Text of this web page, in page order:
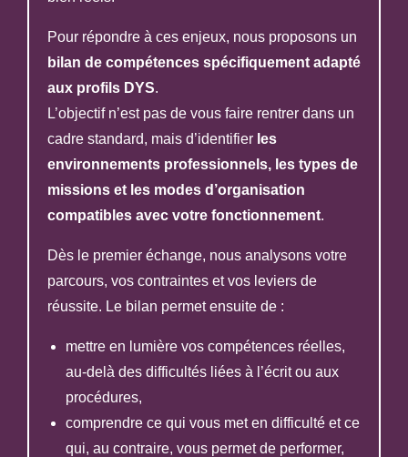
Pour répondre à ces enjeux, nous proposons un
bilan de compétences spécifiquement adapté
aux profils DYS.
L’objectif n’est pas de vous faire rentrer dans un
cadre standard, mais d’identifier les
environnements professionnels, les types de
missions et les modes d’organisation
compatibles avec votre fonctionnement.
Dès le premier échange, nous analysons votre
parcours, vos contraintes et vos leviers de
réussite. Le bilan permet ensuite de :
mettre en lumière vos compétences réelles,
au-delà des difficultés liées à l’écrit ou aux
procédures,
comprendre ce qui vous met en difficulté et ce
qui, au contraire, vous permet de performer,